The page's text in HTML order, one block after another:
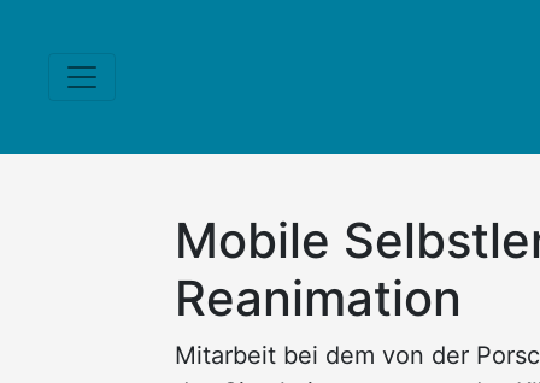
Mobile
Reanimation
Mitarbeit bei dem von der